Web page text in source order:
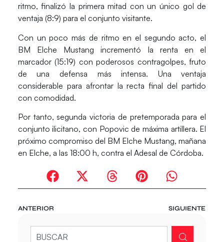
ritmo, finalizó la primera mitad con un único gol de
ventaja (8:9) para el conjunto visitante.
Con un poco más de ritmo en el segundo acto, el
BM Elche Mustang incrementó la renta en el
marcador (15:19) con poderosos contragolpes, fruto
de una defensa más intensa. Una ventaja
considerable para afrontar la recta final del partido
con comodidad.
Por tanto, segunda victoria de pretemporada para el
conjunto ilicitano, con Popovic de máxima artillera. El
próximo compromiso del BM Elche Mustang, mañana
en Elche, a las 18:00 h, contra el Adesal de Córdoba.
ANTERIOR SIGUIENTE